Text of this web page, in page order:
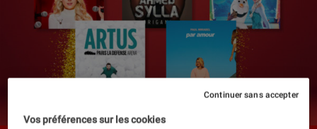
Vos préférences sur les cookies
Continuer sans accepter